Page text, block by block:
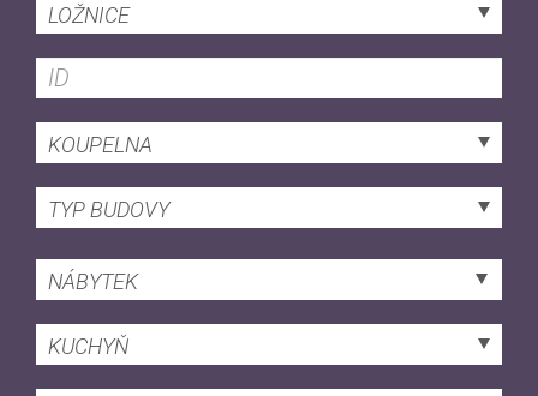
LOŽNICE
KOUPELNA
TYP BUDOVY
NÁBYTEK
KUCHYŇ